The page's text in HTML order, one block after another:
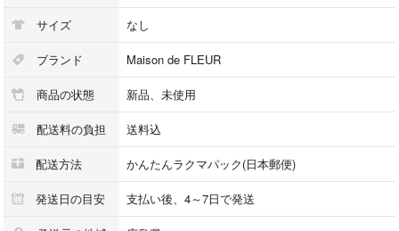
予めご了承ください。
水濡れ防止のみ簡易包装にて発送
サイズ なし
ブランド Maison de FLEUR
商品の状態 新品、未使用
配送料の負担 送料込
配送方法 かんたんラクマパック(日本郵便)
発送日の目安 支払い後、4～7日で発送